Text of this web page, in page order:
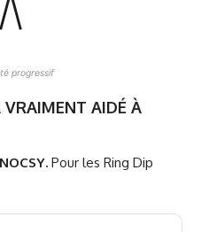
progressif
VRAIMENT AIDÉ À
Pour les Ring Dip